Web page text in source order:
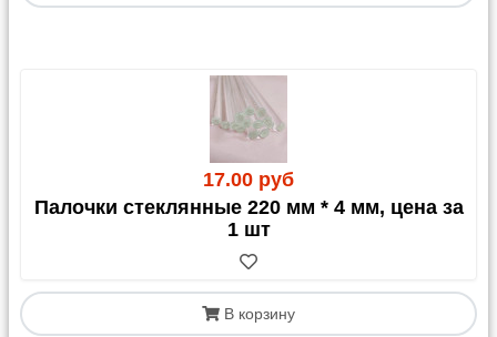
17.00 руб
Палочки стеклянные 220 мм * 4 мм, цена за
1 шт
В корзину